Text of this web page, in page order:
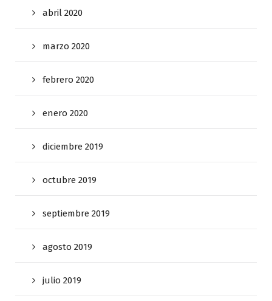
abril 2020
marzo 2020
febrero 2020
enero 2020
diciembre 2019
octubre 2019
septiembre 2019
agosto 2019
julio 2019